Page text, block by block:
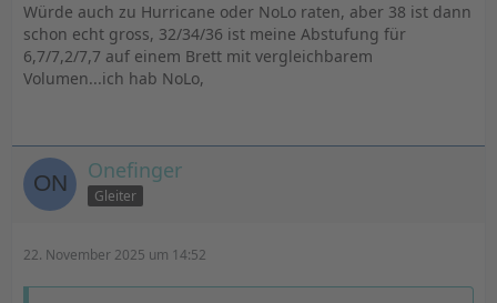
Würde auch zu Hurricane oder NoLo raten, aber 38 ist dann
schon echt gross, 32/34/36 ist meine Abstufung für
6,7/7,2/7,7 auf einem Brett mit vergleichbarem
Volumen...ich hab NoLo,
Onefinger
Gleiter
22. November 2025 um 14:52